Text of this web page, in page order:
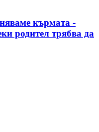
кърмата -
родител трябва да